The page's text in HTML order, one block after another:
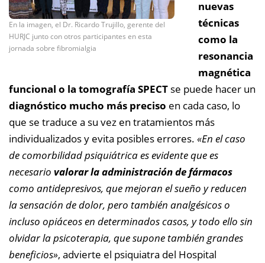
En la imagen, el Dr. Ricardo Trujillo, gerente del
HURJC junto con otros participantes en esta
jornada sobre fibromialgia
nuevas
técnicas
como la
resonancia
magnética
funcional o la tomografía SPECT se puede hacer un
diagnóstico mucho más preciso en cada caso, lo
que se traduce a su vez en tratamientos más
individualizados y evita posibles errores. «En el caso
de comorbilidad psiquiátrica es evidente que es
necesario valorar la administración de fármacos
como antidepresivos, que mejoran el sueño y reducen
la sensación de dolor, pero también analgésicos o
incluso opiáceos en determinados casos, y todo ello sin
olvidar la psicoterapia, que supone también grandes
beneficios», advierte el psiquiatra del Hospital